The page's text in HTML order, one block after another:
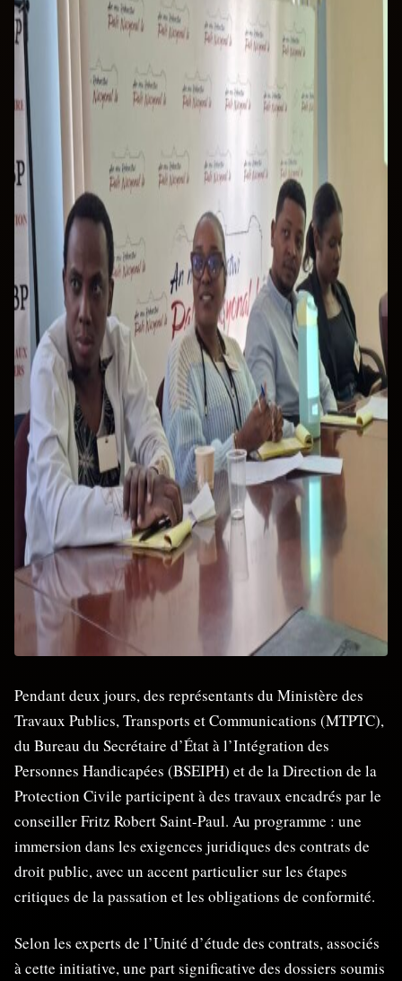
Pendant deux jours, des représentants du Ministère des
Travaux Publics, Transports et Communications (MTPTC),
du Bureau du Secrétaire d’État à l’Intégration des
Personnes Handicapées (BSEIPH) et de la Direction de la
Protection Civile participent à des travaux encadrés par le
conseiller Fritz Robert Saint-Paul. Au programme : une
immersion dans les exigences juridiques des contrats de
droit public, avec un accent particulier sur les étapes
critiques de la passation et les obligations de conformité.
Selon les experts de l’Unité d’étude des contrats, associés
à cette initiative, une part significative des dossiers soumis